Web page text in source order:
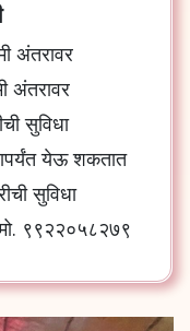
अंतरावर
अंतरावर
सुविधा
येऊ शकतात
सुविधा
९९२२०५८२७९